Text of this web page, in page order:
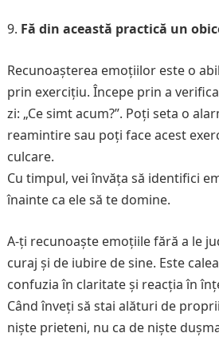
Fă din această practică un
Recunoașterea emoțiilor este o
prin exercițiu. Începe prin a
zi: „Ce simt acum?”. Poți seta o
reamintire sau poți face acest
culcare.
Cu timpul, vei învăța să identifici
înainte ca ele să te domine.
A-ți recunoaște emoțiile fără a le
curaj și de iubire de sine. Este
confuzia în claritate și reacția în
Când înveți să stai alături de
niște prieteni, nu ca de niște